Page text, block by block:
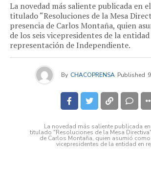
La novedad más saliente publicada en
titulado “Resoluciones de la Mesa
presencia de Carlos Montaña, quien
de los seis vicepresidentes de la
representación de Independiente.
By CHACOPRENSA Published
La novedad más saliente publicada
titulado "Resoluciones de la Mesa
de Carlos Montaña, quien asumió
vicepresidentes de la entidad en